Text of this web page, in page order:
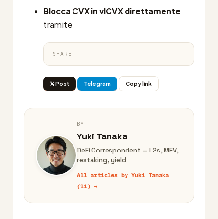
Blocca CVX in vlCVX direttamente
tramite
SHARE
𝕏 Post Telegram Copy link
BY
Yuki Tanaka
DeFi Correspondent — L2s, MEV,
restaking, yield
All articles by Yuki Tanaka
(11) →